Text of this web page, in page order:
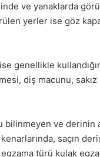
ve yanaklarda
yerler ise göz
genellikle
diş macunu,
bilinmeyen ve derinin
saçın
türü kulak